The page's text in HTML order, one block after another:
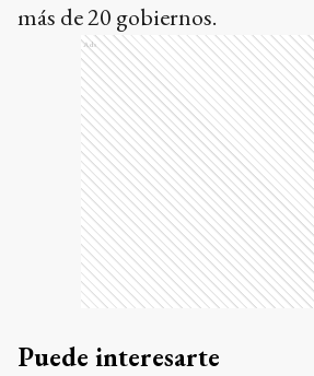
más de 20 gobiernos.
Ads
Puede interesarte